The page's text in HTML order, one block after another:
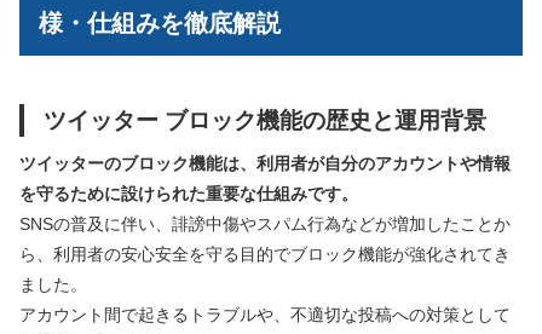
様・仕組みを徹底解説
ツイッター ブロック機能の歴史と運用背景
ツイッターのブロック機能は、利用者が自分のアカウントや情報
を守るために設けられた重要な仕組みです。
SNSの普及に伴い、誹謗中傷やスパム行為などが増加したことか
ら、利用者の安心安全を守る目的でブロック機能が強化されてき
ました。
アカウント間で起きるトラブルや、不適切な投稿への対策として